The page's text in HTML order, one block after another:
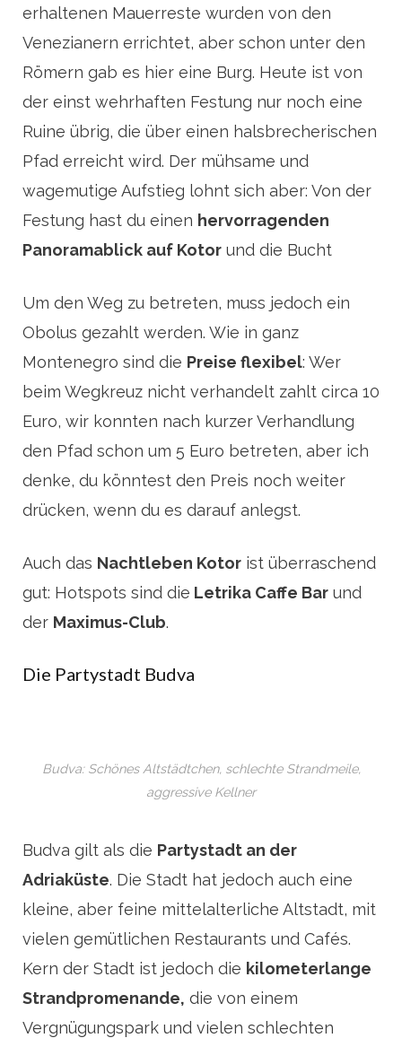
erhaltenen Mauerreste wurden von den
Venezianern errichtet, aber schon unter den
Römern gab es hier eine Burg. Heute ist von
der einst wehrhaften Festung nur noch eine
Ruine übrig, die über einen halsbrecherischen
Pfad erreicht wird. Der mühsame und
wagemutige Aufstieg lohnt sich aber: Von der
Festung hast du einen hervorragenden
Panoramablick auf Kotor und die Bucht
Um den Weg zu betreten, muss jedoch ein
Obolus gezahlt werden. Wie in ganz
Montenegro sind die Preise flexibel: Wer
beim Wegkreuz nicht verhandelt zahlt circa 10
Euro, wir konnten nach kurzer Verhandlung
den Pfad schon um 5 Euro betreten, aber ich
denke, du könntest den Preis noch weiter
drücken, wenn du es darauf anlegst.
Auch das Nachtleben Kotor ist überraschend
gut: Hotspots sind die Letrika Caffe Bar und
der Maximus-Club.
Die Partystadt Budva
Budva: Schönes Altstädtchen, schlechte Strandmeile,
aggressive Kellner
Budva gilt als die Partystadt an der
Adriaküste. Die Stadt hat jedoch auch eine
kleine, aber feine mittelalterliche Altstadt, mit
vielen gemütlichen Restaurants und Cafés.
Kern der Stadt ist jedoch die kilometerlange
Strandpromenande, die von einem
Vergnügungspark und vielen schlechten